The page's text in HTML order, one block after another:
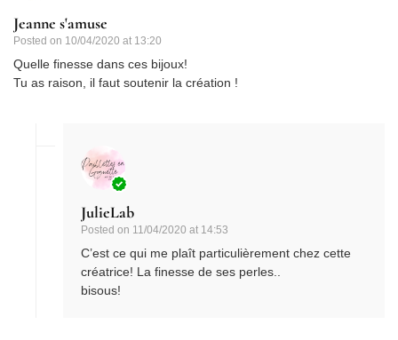
Jeanne s'amuse
Posted on 10/04/2020 at 13:20
Quelle finesse dans ces bijoux!
Tu as raison, il faut soutenir la création !
JulieLab
Posted on 11/04/2020 at 14:53
C’est ce qui me plaît particulièrement chez cette
créatrice! La finesse de ses perles..
bisous!